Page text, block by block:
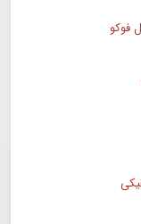
فوکو